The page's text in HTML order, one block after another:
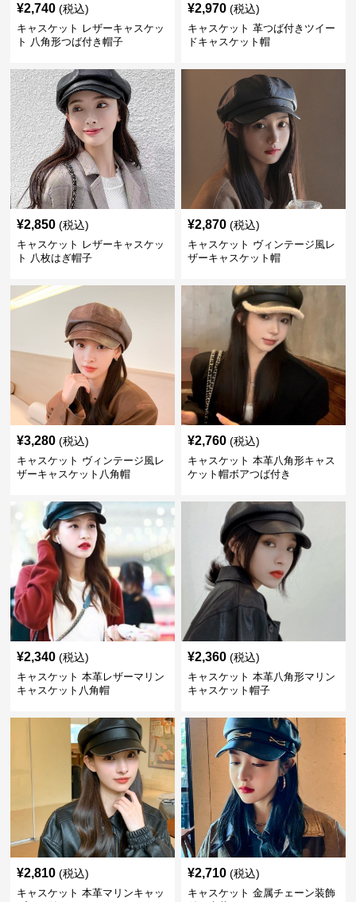
¥2,740 (税込)
キャスケット レザーキャスケッ
ト 八角形つば付き帽子
¥2,970 (税込)
キャスケット 革つば付きツイー
ドキャスケット帽
¥2,850 (税込)
キャスケット レザーキャスケッ
ト 八枚はぎ帽子
¥2,870 (税込)
キャスケット ヴィンテージ風レ
ザーキャスケット帽
¥3,280 (税込)
キャスケット ヴィンテージ風レ
ザーキャスケット八角帽
¥2,760 (税込)
キャスケット 本革八角形キャス
ケット帽ボアつば付き
¥2,340 (税込)
キャスケット 本革レザーマリン
キャスケット八角帽
¥2,360 (税込)
キャスケット 本革八角形マリン
キャスケット帽子
¥2,810 (税込)
キャスケット 本革マリンキャッ
¥2,710 (税込)
キャスケット 金属チェーン装飾